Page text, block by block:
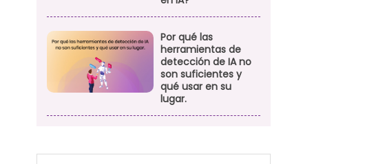
Por qué las
herramientas de
detección de IA no
son suficientes y
qué usar en su
lugar.